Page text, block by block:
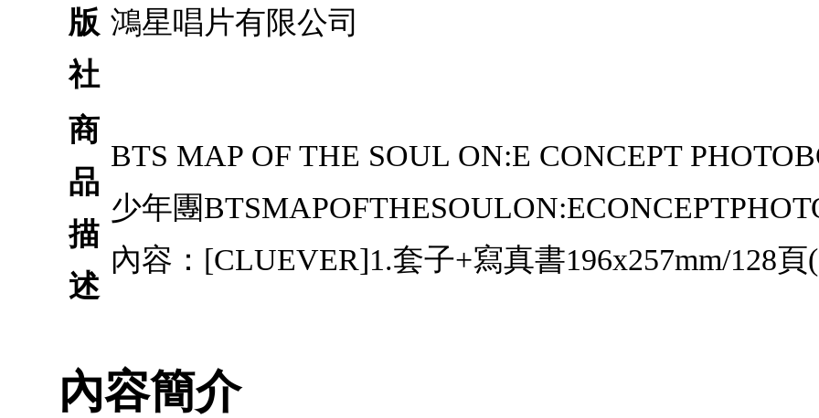
版
社
鴻星唱片有限公司
商
品
描
述
BTS MAP OF THE SOUL ON:E CONCEPT
少年團
內容：[CLUEVER]1.套子+寫真書196x257mm/128頁(
內容簡介